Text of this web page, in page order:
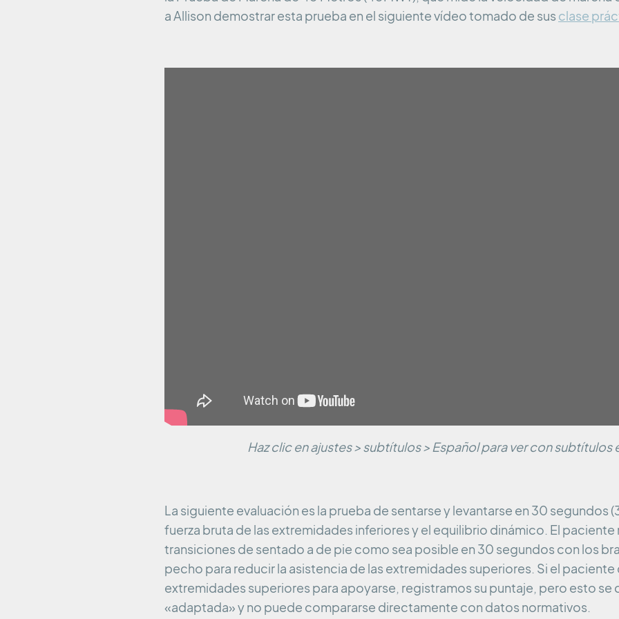
a Allison demostrar esta prueba en el siguiente vídeo tomado de sus clase
Haz clic en ajustes > subtítulos > Español para ver con subtítulos
La siguiente evaluación es la prueba de sentarse y levantarse en 30 segundos
fuerza bruta de las extremidades inferiores y el equilibrio dinámico. El paciente
transiciones de sentado a de pie como sea posible en 30 segundos con los
pecho para reducir la asistencia de las extremidades superiores. Si el paciente
extremidades superiores para apoyarse, registramos su puntaje, pero esto se
«adaptada» y no puede compararse directamente con datos normativos.